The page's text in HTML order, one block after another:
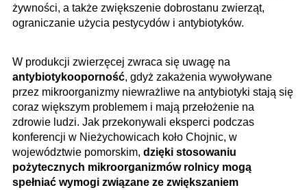
żywności, a także zwiększenie dobrostanu zwierząt,
ograniczanie użycia pestycydów i antybiotyków.
W produkcji zwierzęcej zwraca się uwagę na
antybiotykooporność, gdyż zakażenia wywoływane
przez mikroorganizmy niewrażliwe na antybiotyki stają się
coraz większym problemem i mają przełożenie na
zdrowie ludzi. Jak przekonywali eksperci podczas
konferencji w Nieżychowicach koło Chojnic, w
województwie pomorskim, dzięki stosowaniu
pożytecznych mikroorganizmów rolnicy mogą
spełniać wymogi związane ze zwiększaniem